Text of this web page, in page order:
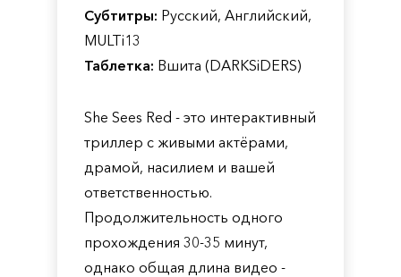
Субтитры: Русский, Английский,
MULTi13
Таблетка: Вшита (DARKSiDERS)
She Sees Red - это интерактивный
триллер с живыми актёрами,
драмой, насилием и вашей
ответственностью.
Продолжительность одного
прохождения 30-35 минут,
однако общая длина видео -